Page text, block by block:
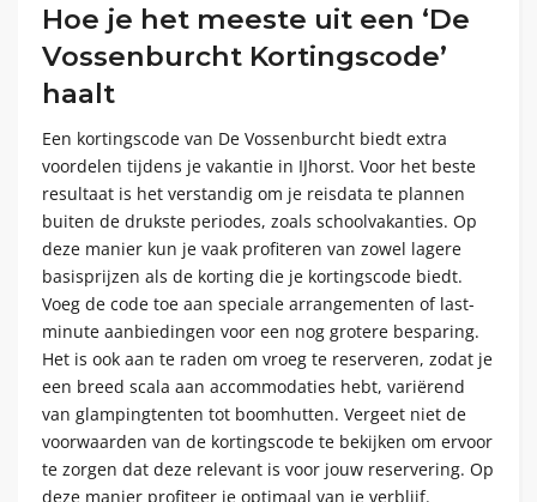
Hoe je het meeste uit een ‘De
Vossenburcht Kortingscode’
haalt
Een kortingscode van De Vossenburcht biedt extra
voordelen tijdens je vakantie in IJhorst. Voor het beste
resultaat is het verstandig om je reisdata te plannen
buiten de drukste periodes, zoals schoolvakanties. Op
deze manier kun je vaak profiteren van zowel lagere
basisprijzen als de korting die je kortingscode biedt.
Voeg de code toe aan speciale arrangementen of last-
minute aanbiedingen voor een nog grotere besparing.
Het is ook aan te raden om vroeg te reserveren, zodat je
een breed scala aan accommodaties hebt, variërend
van glampingtenten tot boomhutten. Vergeet niet de
voorwaarden van de kortingscode te bekijken om ervoor
te zorgen dat deze relevant is voor jouw reservering. Op
deze manier profiteer je optimaal van je verblijf.